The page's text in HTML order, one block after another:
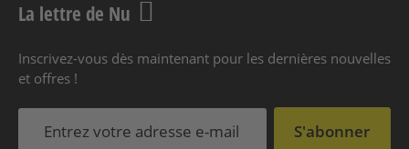
La lettre de Nu
Inscrivez-vous dès maintenant pour les dernières nouvelles
et offres !
S'abonner